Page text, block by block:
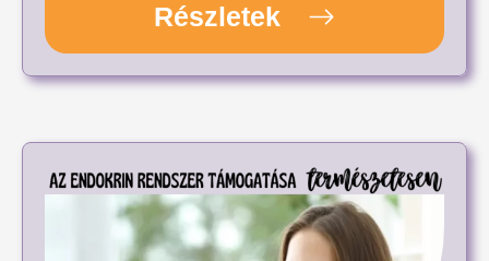
Részletek